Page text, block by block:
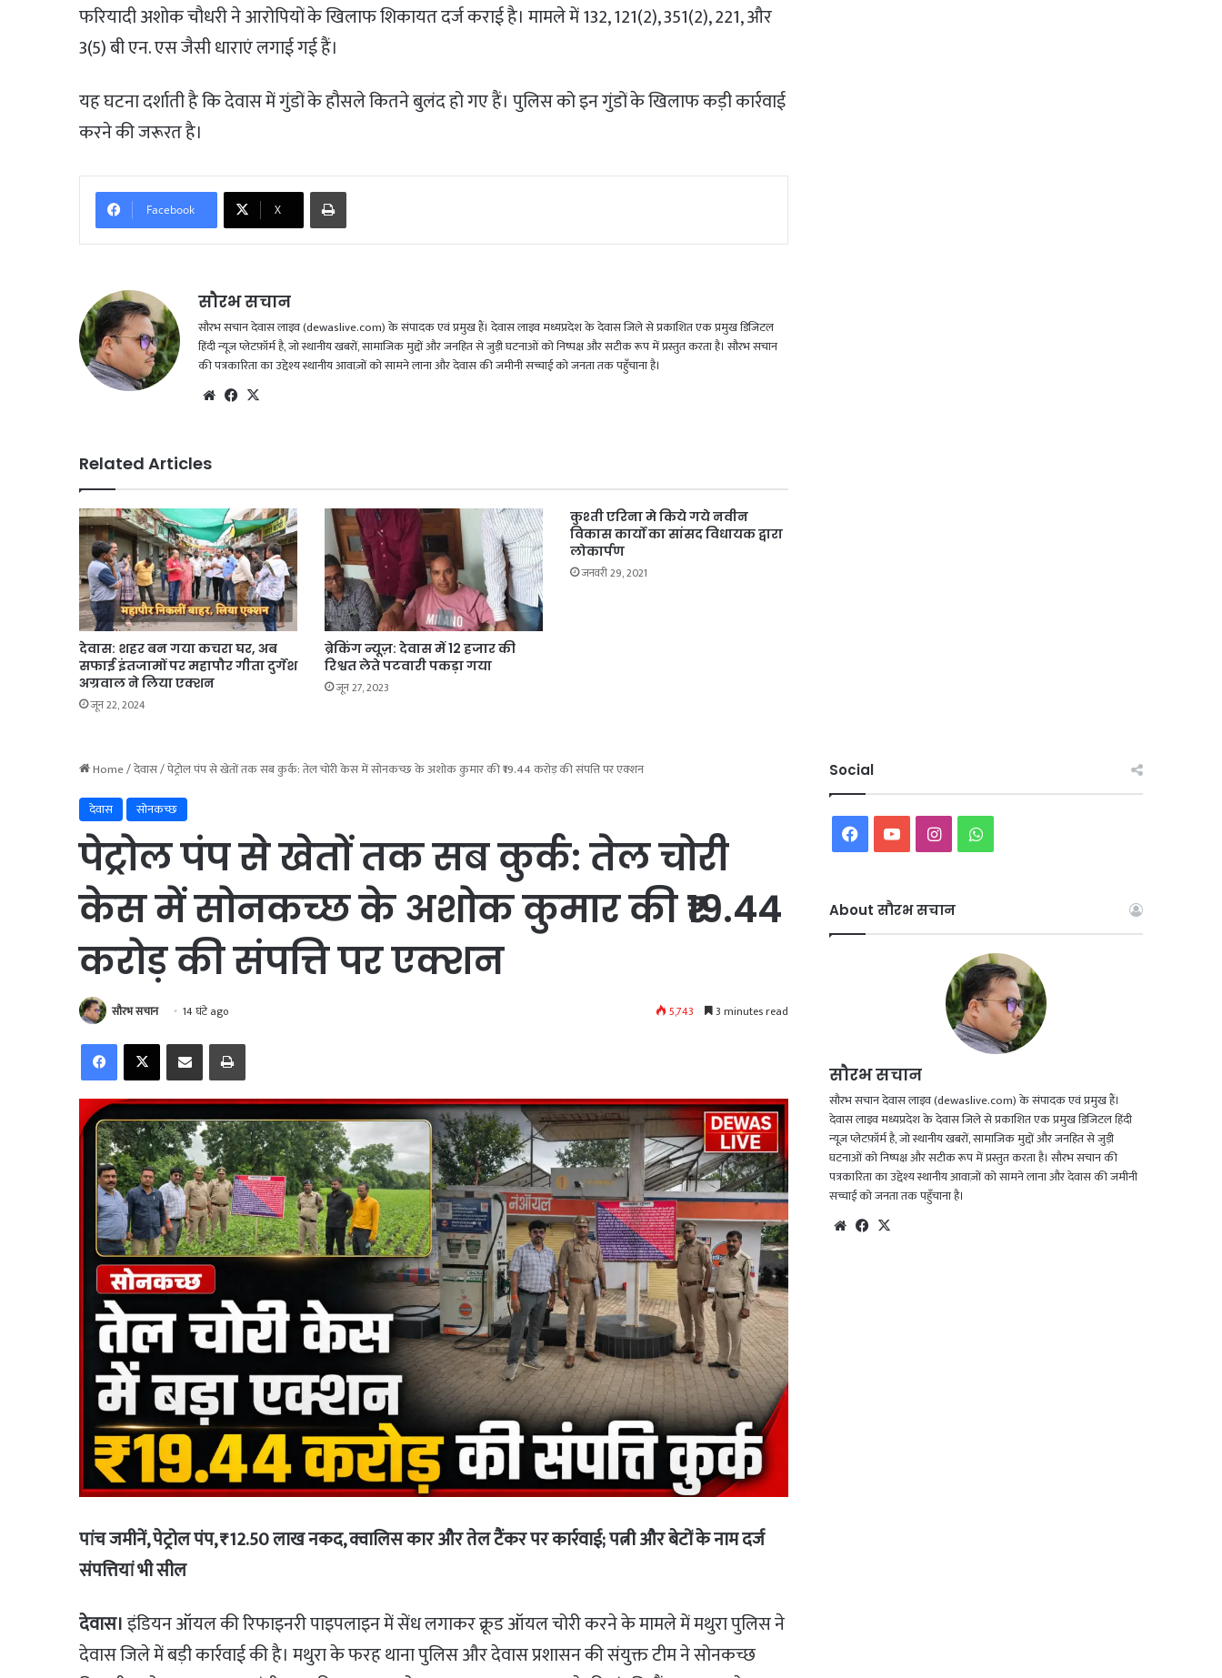
फरियादी अशोक चौधरी ने आरोपियों के खिलाफ शिकायत दर्ज कराई है। मामले में 132, 121(2), 351(2), 221, और
3(5) बी एन. एस जैसी धाराएं लगाई गई हैं।
यह घटना दर्शाती है कि देवास में गुंडों के हौसले कितने बुलंद हो गए हैं। पुलिस को इन गुंडों के खिलाफ कड़ी कार्रवाई
करने की जरूरत है।
Facebook X
Print
सौरभ सचान
सौरभ सचान देवास लाइव (dewaslive.com) के संपादक एवं प्रमुख हैं। देवास लाइव मध्यप्रदेश के देवास जिले से प्रकाशित एक प्रमुख डिजिटल
हिंदी न्यूज़ प्लेटफ़ॉर्म है, जो स्थानीय खबरों, सामाजिक मुद्दों और जनहित से जुड़ी घटनाओं को निष्पक्ष और सटीक रूप में प्रस्तुत करता है। सौरभ सचान
की पत्रकारिता का उद्देश्य स्थानीय आवाज़ों को सामने लाना और देवास की जमीनी सच्चाई को जनता तक पहुँचाना है।
WebsiteFacebook
Related Articles
देवास: शहर बन गया कचरा घर, अब
सफाई इंतजामों पर महापौर गीता दुर्गेश
अग्रवाल ने लिया एक्शन
जून 22, 2024
ब्रेकिंग न्यूज़: देवास में 12 हजार की
रिश्वत लेते पटवारी पकड़ा गया
जून 27, 2023
कुश्ती एरिना मे किये गये नवीन
विकास कार्यो का सांसद विधायक द्वारा
लोकार्पण
जनवरी 29, 2021